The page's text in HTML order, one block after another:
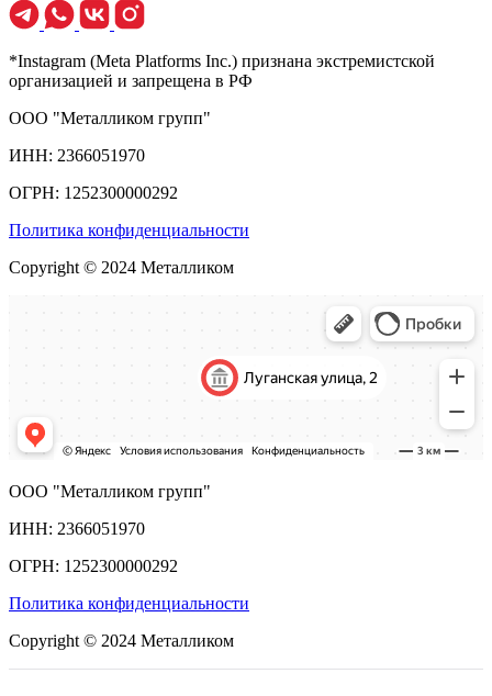
*Instagram (Meta Platforms Inc.) признана экстремистской
организацией и запрещена в РФ
ООО "Металликом групп"
ИНН: 2366051970
ОГРН: 1252300000292
Политика конфиденциальности
Copyright © 2024 Металликом
ООО "Металликом групп"
ИНН: 2366051970
ОГРН: 1252300000292
Политика конфиденциальности
Copyright © 2024 Металликом